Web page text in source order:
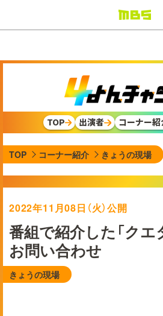
ドラマ
スポーツ
動画イズム
天気・防災
映画
グッズ
EN
TOP 出演者 コーナー紹
TOP コーナー紹介 きょうの現場
2022年11月08日（火）公開
番組で紹介した「クエ
お問い合わせ
きょうの現場